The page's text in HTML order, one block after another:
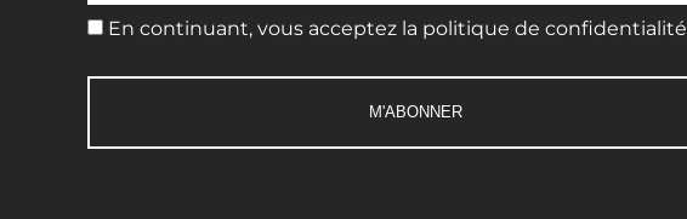
En continuant, vous acceptez la politique de confidentialité